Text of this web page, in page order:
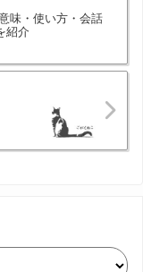
味・使い方・会話
紹介